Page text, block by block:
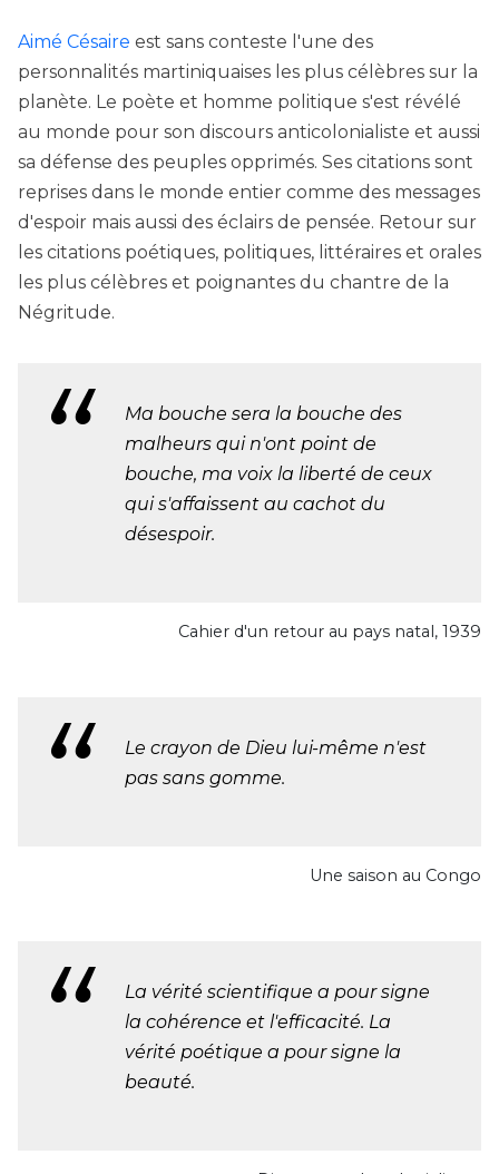
Aimé Césaire est sans conteste l'une des
personnalités martiniquaises les plus célèbres sur la
planète. Le poète et homme politique s'est révélé
au monde pour son discours anticolonialiste et aussi
sa défense des peuples opprimés. Ses citations sont
reprises dans le monde entier comme des messages
d'espoir mais aussi des éclairs de pensée. Retour sur
les citations poétiques, politiques, littéraires et orales
les plus célèbres et poignantes du chantre de la
Négritude.
Ma bouche sera la bouche des
malheurs qui n'ont point de
bouche, ma voix la liberté de ceux
qui s'affaissent au cachot du
désespoir.
Cahier d'un retour au pays natal, 1939
Le crayon de Dieu lui-même n'est
pas sans gomme.
Une saison au Congo
La vérité scientifique a pour signe
la cohérence et l'efficacité. La
vérité poétique a pour signe la
beauté.